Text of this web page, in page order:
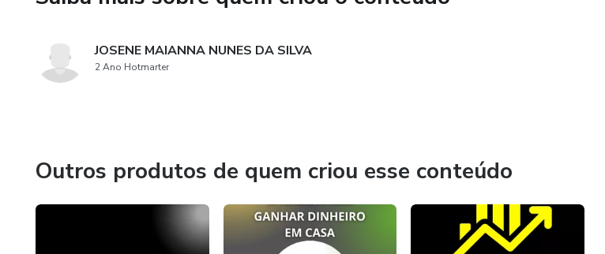
JOSENE MAIANNA NUNES DA SILVA
2 Ano Hotmarter
Outros produtos de quem criou esse conteúdo